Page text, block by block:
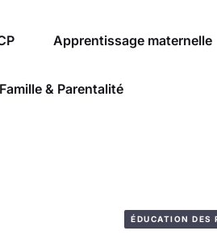
Apprentissage maternelle
Famille & Parentalité
ÉDUCATION DES